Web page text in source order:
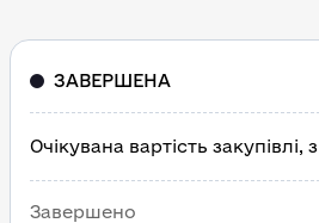
ЗАВЕРШЕНА
Очікувана вартість закупівлі,
Завершено